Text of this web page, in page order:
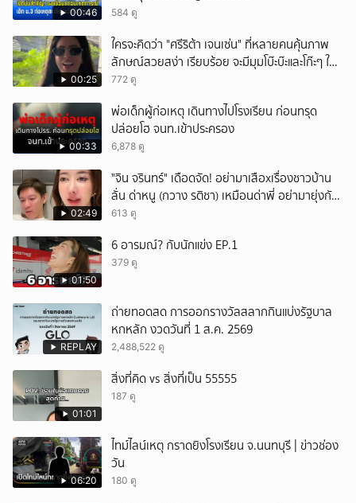
00:46 584 ดู
00:25
ใครจะคิดว่า "ศรีริต้า เจนเซ่น" ที่หลายคนคุ้นภาพ
ลักษณ์สวยสง่า เรียบร้อย จะมีมุมโบ๊ะบ๊ะและโก๊ะๆ ให้
ได้อมยิ้มเหมือนกัน งานนี้ทำเอาแฟนๆ ทั้งเอ็นดูทั้ง
772 ดู
00:33
พ่อเด็กผู้ก่อเหตุ เดินทางไปโรงเรียน ก่อนทรุด
ปล่อยโฮ จนท.เข้าประครอง
6,878 ดู
02:49
ั่"จิน จรินทร์" เดือดจัด! อย่ามาเสือxเรื่องชาวบ้าน
ลั่น ด่าหนู (กวาง รติชา) เหมือนด่าพี่ อย่ามายุ่งกับ
คนของผม จบ!!!
613 ดู
01:50
6 อารมณ์? กับนักแข่ง EP.1
379 ดู
REPLAY
ถ่ายทอดสด การออกรางวัลสลากกินแบ่งรัฐบาล
หกหลัก งวดวันที่ 1 ส.ค. 2569
2,488,522 ดู
01:01
สิ่งที่คิด vs สิ่งที่เป็น 55555
187 ดู
06:20
ไทม์ไลน์เหตุ กราดยิงโรงเรียน จ.นนทบุรี | ข่าวช่อง
วัน
180 ดู